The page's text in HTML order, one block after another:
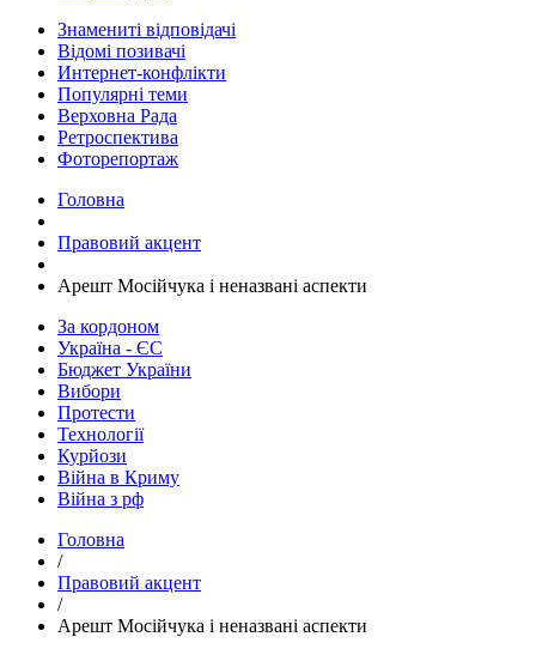
Знамениті відповідачі
Відомі позивачі
Интернет-конфлікти
Популярні теми
Верховна Рада
Ретроспектива
Фоторепортаж
Головна
Правовий акцент
Арешт Мосійчука і неназвані аспекти
За кордоном
Україна - ЄС
Бюджет України
Вибори
Протести
Технології
Курйози
Війна в Криму
Війна з рф
Головна
/
Правовий акцент
/
Арешт Мосійчука і неназвані аспекти